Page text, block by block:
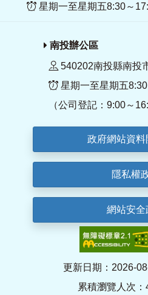
星期一至星期五8:30～
南投辦公區
540202南投縣南投
星期一至星期五
（公司登記：9:00～
政府網站資料
隱私權
網站安全
更新日期：2026-
累積瀏覽人次